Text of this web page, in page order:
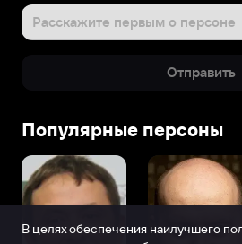
Расскажите первым о персоне
Отправить
Популярные персоны
В целях обеспечения наилучшего